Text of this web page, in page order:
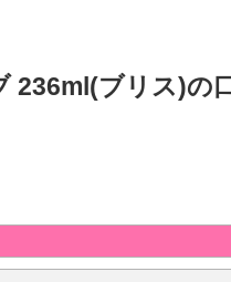
236ml(ブリス)の